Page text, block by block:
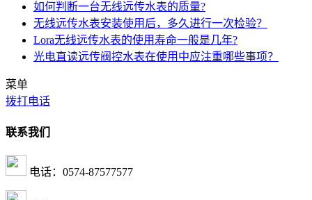
如何判断一台无线远传水表的质量?
无线远传水表安装使用后，多久进行一次检验？
Lora无线远传水表的使用寿命一般是几年?
光电直读远传阀控水表在使用中应注重哪些事项？
菜单
拨打电话
联系我们
电话：0574-87577577